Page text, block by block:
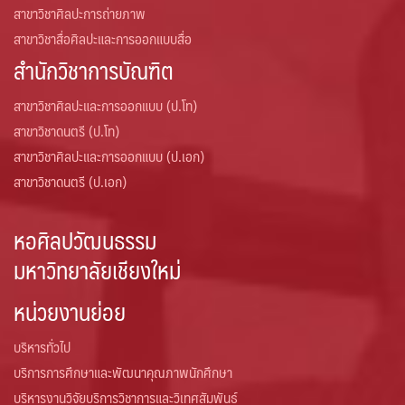
สาขาวิชาศิลปะการถ่ายภาพ
สาขาวิชาสื่อศิลปะและการออกแบบสื่อ
สำนักวิชาการบัณฑิต
สาขาวิชาศิลปะและการออกแบบ (ป.โท)
สาขาวิชาดนตรี (ป.โท)
สาขาวิชาศิลปะและการออกแบบ (ป.เอก)
สาขาวิชาดนตรี (ป.เอก)
หอศิลปวัฒนธรรม
มหาวิทยาลัยเชียงใหม่
หน่วยงานย่อย
บริหารทั่วไป
บริการการศึกษาและพัฒนาคุณภาพนักศึกษา
บริหารงานวิจัยบริการวิชาการและวิเทศสัมพันธ์